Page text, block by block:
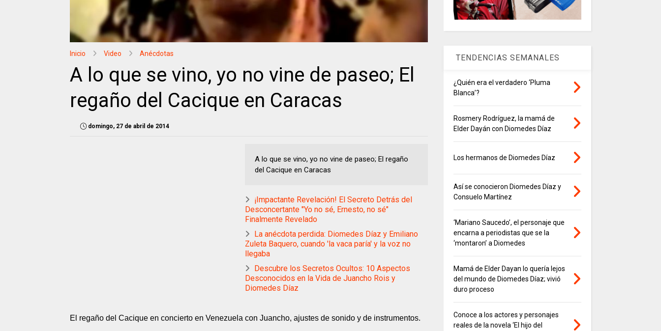
Inicio Video Anécdotas
A lo que se vino, yo no vine de paseo; El
regaño del Cacique en Caracas
domingo, 27 de abril de 2014
A lo que se vino, yo no vine de paseo; El regaño
del Cacique en Caracas
¡Impactante Revelación! El Secreto Detrás del
Desconcertante "Yo no sé, Ernesto, no sé"
Finalmente Revelado
La anécdota perdida: Diomedes Díaz y Emiliano
Zuleta Baquero, cuando 'la vaca paría' y la voz no
llegaba
Descubre los Secretos Ocultos: 10 Aspectos
Desconocidos en la Vida de Juancho Rois y
Diomedes Díaz
El regaño del Cacique en concierto en Venezuela con Juancho, ajustes de sonido y de instrumentos.
TENDENCIAS SEMANALES
¿Quién era el verdadero ‘Pluma
Blanca’?
Rosmery Rodríguez, la mamá de
Elder Dayán con Diomedes Díaz
Los hermanos de Diomedes Díaz
Así se conocieron Diomedes Díaz y
Consuelo Martínez
‘Mariano Saucedo’, el personaje que
encarna a periodistas que se la
‘montaron’ a Diomedes
Mamá de Elder Dayan lo quería lejos
del mundo de Diomedes Díaz; vivió
duro proceso
Conoce a los actores y personajes
reales de la novela ‘El hijo del